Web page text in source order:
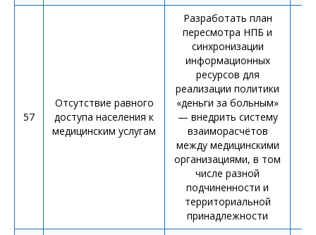
57
Отсутствие равного
доступа населения к
медицинским услугам
Разработать план
пересмотра НПБ и
синхронизации
информационных
ресурсов для
реализации политики
«деньги за больным»
— внедрить систему
взаиморасчётов
между медицинскими
организациями, в том
числе разной
подчиненности и
территориальной
принадлежности